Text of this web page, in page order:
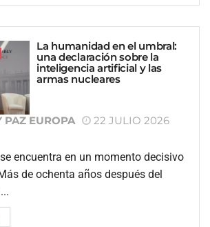
La humanidad en el umbral:
una declaración sobre la
inteligencia artificial y las
armas nucleares
PAZ EUROPA
22 JULIO 2026
encuentra en un momento decisivo
de ochenta años después del